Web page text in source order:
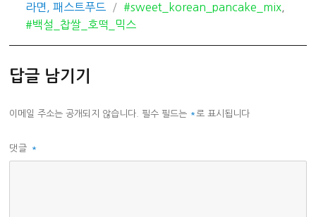
카
테
라면, 패스트푸드
태
그
#sweet_korean_pancake_mix,
#백설_찹쌀_호떡_믹스
답글 남기기
이메일 주소는 공개되지 않습니다. 필수 필드는 *로 표시됩니다
댓글 *